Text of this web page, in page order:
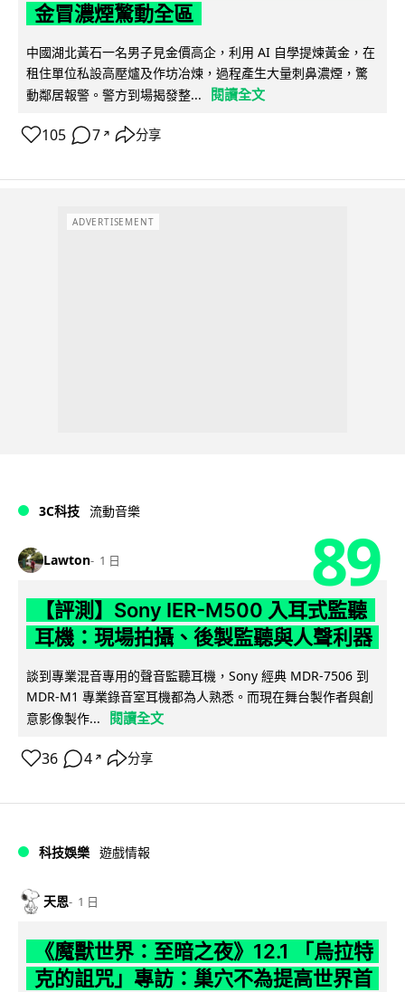
金冒濃煙驚動全區
中國湖北黃石一名男子見金價高企，利用 AI 自學提煉黃金，在
租住單位私設高壓爐及作坊冶煉，過程產生大量刺鼻濃煙，驚
動鄰居報警。警方到場揭發整...
閱讀全文
105 7 ↗ 分享
ADVERTISEMENT
3C科技 流動音樂
Lawton 1 日 89
【評測】Sony IER-M500 入耳式監聽
耳機：現場拍攝、後製監聽與人聲利器
談到專業混音專用的聲音監聽耳機，Sony 經典 MDR-7506 到
MDR-M1 專業錄音室耳機都為人熟悉。而現在舞台製作者與創
意影像製作...
閱讀全文
36 4 ↗ 分享
科技娛樂 遊戲情報
天恩 1 日
《魔獸世界：至暗之夜》12.1 「烏拉特
克的詛咒」專訪：巢穴不為提高世界首